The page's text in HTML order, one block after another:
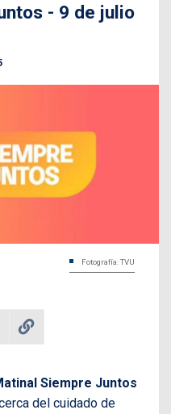
- 9 de julio
Fotografía: TVU
Siempre Juntos
del cuidado de